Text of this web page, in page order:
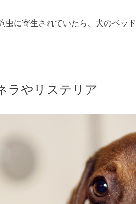
虫に寄生されていたら、犬のベッ
ラやリステリア